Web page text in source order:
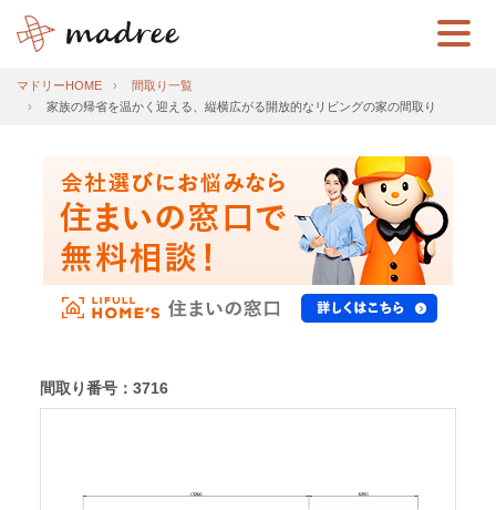
マドリーHOME
間取り一覧
家族の帰省を温かく迎える、縦横広がる開放的なリビングの家の間取り
間取り番号：3716